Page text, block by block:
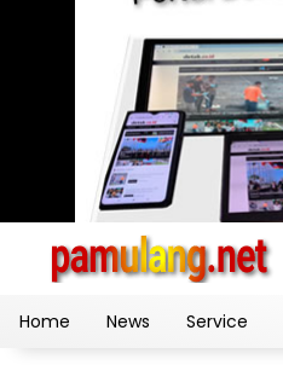
Home News Service